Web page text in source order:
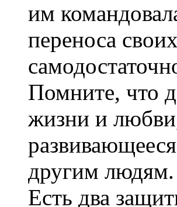
им
переноса
Помните, что
жизни и
другим людям.
Есть два